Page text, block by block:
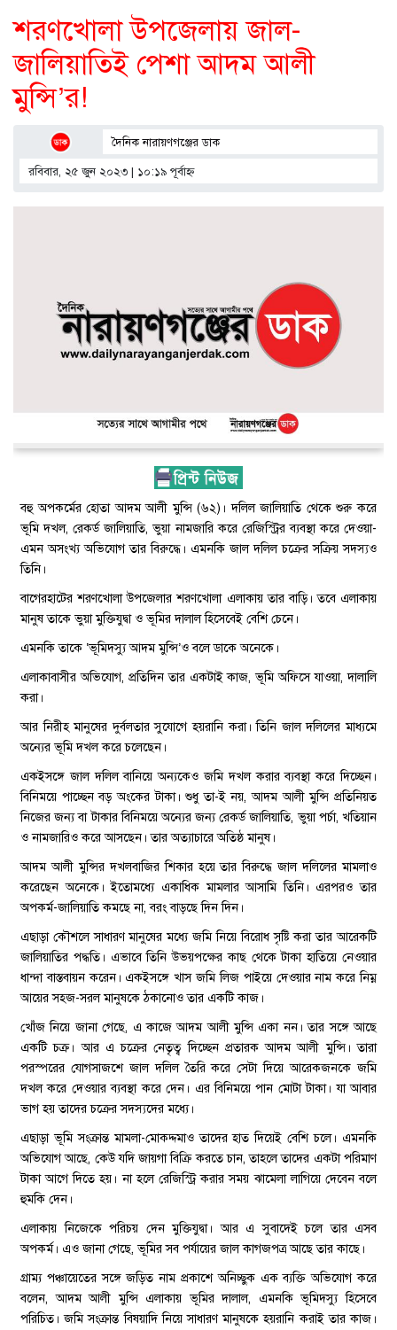
শরণখোলা উপজেলায় জাল-
জালিয়াতিই পেশা আদম আলী
মুন্সি’র!
দৈনিক নারায়ণগঞ্জের ডাক
রবিবার, ২৫ জুন ২০২৩ | ১০:১৯ পূর্বাহ্ণ
বহু অপকর্মের হোতা আদম আলী মুন্সি (৬২)। দলিল জালিয়াতি থেকে শুরু করে
ভূমি দখল, রেকর্ড জালিয়াতি, ভুয়া নামজারি করে রেজিস্ট্রির ব্যবস্থা করে দেওয়া-
এমন অসংখ্য অভিযোগ তার বিরুদ্ধে। এমনকি জাল দলিল চক্রের সক্রিয় সদস্যও
তিনি।
বাগেরহাটের শরণখোলা উপজেলার শরণখোলা এলাকায় তার বাড়ি। তবে এলাকায়
মানুষ তাকে ভুয়া মুক্তিযুদ্বা ও ভূমির দালাল হিসেবেই বেশি চেনে।
এমনকি তাকে ‘ভূমিদস্যু আদম মুন্সি’ও বলে ডাকে অনেকে।
এলাকাবাসীর অভিযোগ, প্রতিদিন তার একটাই কাজ, ভূমি অফিসে যাওয়া, দালালি
করা।
আর নিরীহ মানুষের দুর্বলতার সুযোগে হয়রানি করা। তিনি জাল দলিলের মাধ্যমে
অন্যের ভূমি দখল করে চলেছেন।
একইসঙ্গে জাল দলিল বানিয়ে অন্যকেও জমি দখল করার ব্যবস্থা করে দিচ্ছেন।
বিনিময়ে পাচ্ছেন বড় অংকের টাকা। শুধু তা-ই নয়, আদম আলী মুন্সি প্রতিনিয়ত
নিজের জন্য বা টাকার বিনিময়ে অন্যের জন্য রেকর্ড জালিয়াতি, ভুয়া পর্চা, খতিয়ান
ও নামজারিও করে আসছেন। তার অত্যাচারে অতিষ্ঠ মানুষ।
আদম আলী মুন্সির দখলবাজির শিকার হয়ে তার বিরুদ্ধে জাল দলিলের মামলাও
করেছেন অনেকে। ইতোমধ্যে একাধিক মামলার আসামি তিনি। এরপরও তার
অপকর্ম-জালিয়াতি কমছে না, বরং বাড়ছে দিন দিন।
এছাড়া কৌশলে সাধারণ মানুষের মধ্যে জমি নিয়ে বিরোধ সৃষ্টি করা তার আরেকটি
জালিয়াতির পদ্ধতি। এভাবে তিনি উভয়পক্ষের কাছ থেকে টাকা হাতিয়ে নেওয়ার
ধান্দা বাস্তবায়ন করেন। একইসঙ্গে খাস জমি লিজ পাইয়ে দেওয়ার নাম করে নিম্ন
আয়ের সহজ-সরল মানুষকে ঠকানোও তার একটি কাজ।
খোঁজ নিয়ে জানা গেছে, এ কাজে আদম আলী মুন্সি একা নন। তার সঙ্গে আছে
একটি চক্র। আর এ চক্রের নেতৃত্ব দিচ্ছেন প্রতারক আদম আলী মুন্সি। তারা
পরস্পরের যোগসাজশে জাল দলিল তৈরি করে সেটা দিয়ে আরেকজনকে জমি
দখল করে দেওয়ার ব্যবস্থা করে দেন। এর বিনিময়ে পান মোটা টাকা। যা আবার
ভাগ হয় তাদের চক্রের সদস্যদের মধ্যে।
এছাড়া ভূমি সংক্রান্ত মামলা-মোকদ্দমাও তাদের হাত দিয়েই বেশি চলে। এমনকি
অভিযোগ আছে, কেউ যদি জায়গা বিক্রি করতে চান, তাহলে তাদের একটা পরিমাণ
টাকা আগে দিতে হয়। না হলে রেজিস্ট্রি করার সময় ঝামেলা লাগিয়ে দেবেন বলে
হুমকি দেন।
এলাকায় নিজেকে পরিচয় দেন মুক্তিযুদ্বা। আর এ সুবাদেই চলে তার এসব
অপকর্ম। এও জানা গেছে, ভূমির সব পর্যায়ের জাল কাগজপত্র আছে তার কাছে।
গ্রাম্য পঞ্চায়েতের সঙ্গে জড়িত নাম প্রকাশে অনিচ্ছুক এক ব্যক্তি অভিযোগ করে
বলেন, আদম আলী মুন্সি এলাকায় ভূমির দালাল, এমনকি ভূমিদস্যু হিসেবে
পরিচিত। জমি সংক্রান্ত বিষয়াদি নিয়ে সাধারণ মানুষকে হয়রানি করাই তার কাজ।